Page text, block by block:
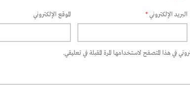
البريد الإلكتروني* الموقع الإلكتروني
في هذا المتصفح لاستخدامها المرة المقبلة في تعليقي.